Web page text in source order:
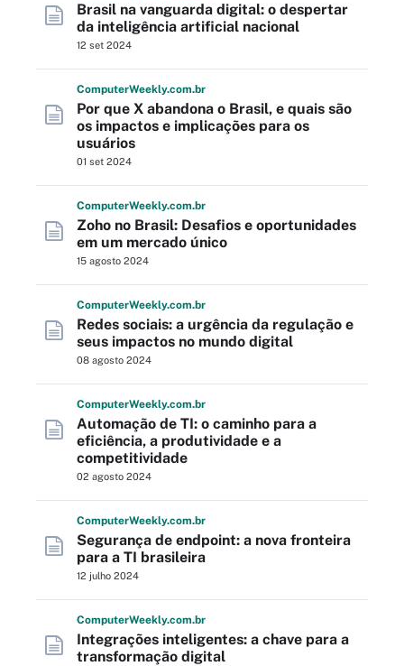
Brasil na vanguarda digital: o despertar
da inteligência artificial nacional
12 set 2024
ComputerWeekly.com.br
Por que X abandona o Brasil, e quais são
os impactos e implicações para os
usuários
01 set 2024
ComputerWeekly.com.br
Zoho no Brasil: Desafios e oportunidades
em um mercado único
15 agosto 2024
ComputerWeekly.com.br
Redes sociais: a urgência da regulação e
seus impactos no mundo digital
08 agosto 2024
ComputerWeekly.com.br
Automação de TI: o caminho para a
eficiência, a produtividade e a
competitividade
02 agosto 2024
ComputerWeekly.com.br
Segurança de endpoint: a nova fronteira
para a TI brasileira
12 julho 2024
ComputerWeekly.com.br
Integrações inteligentes: a chave para a
transformação digital